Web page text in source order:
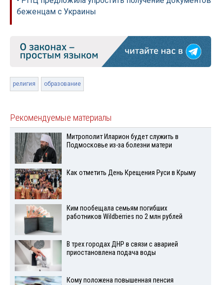
беженцам с Украины
религия образование
Рекомендуемые материалы
Митрополит Иларион будет служить в
Подмосковье из-за болезни матери
Как отметить День Крещения Руси в Крыму
Ким пообещала семьям погибших
работников Wildberries по 2 млн рублей
В трех городах ДНР в связи с аварией
приостановлена подача воды
Кому положена повышенная пенсия